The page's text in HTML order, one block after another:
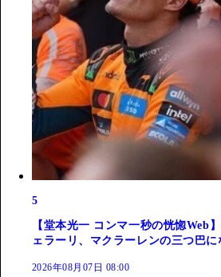
5
【堂本光一 コンマ一秒の恍惚Web
ェラーリ、マクラーレンの三つ巴に
2026年08月07日 08:00